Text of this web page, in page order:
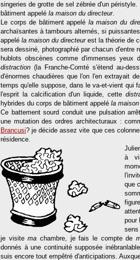
singeries de grotte de sel zébrée d'un
bâtiment appelé la maison du directeur.
Le corps de bâtiment appelé la maison du
archaïsantes à tambours alternés, si
appelé la maison du directeurest la théorie de
sera dessiné, photographié par chacun
hublots obscènes comme d'immenses
distraction (la Franche-Comté s'étend au-
d'énormes chaudières que l'on l'en extrayait
temps qu'elle suppose, dans le va-et-vient qui
l'esprit la calcification d'un liquide, cette
hybrides du corps de bâtiment appelé la
Ce battement sourd conduit une pulsation
une mutation des ordres architecturaux :
Brancusi? je décide assez vite que ces
résidence.
à
que
pour
sens
je visitema chambre, je fais le compte de
donnés à une continuité supposée
suis encore tout empêtré d'anticipations.